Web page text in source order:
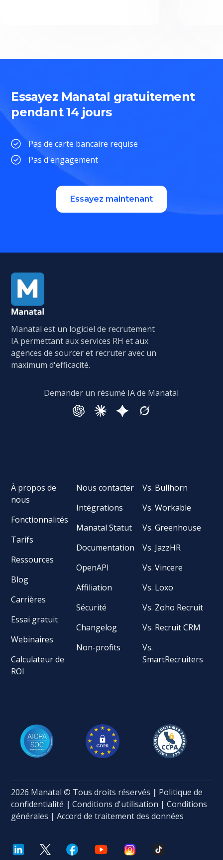
Essayez Manatal gratuitement
pendant 14 jours
Pas de carte bancaire requise
Pas d'engagement
Essayez maintenant
Manatal est un logiciel de recrutement
IA permettant aux services RH et aux
agences de sourcer et recruter avec un
maximum d'efficacité.
Demander un résumé IA de Manatal
À propos de
nous
Fonctionnalités
Tarifs
Ressources
Blog
Carrières
Essai gratuit
Webinaires
Calculateur de
ROI
Nous contacter
Intégrations
Manatal Statut
Documentation
OpenAPI
Affiliation
Sécurité
Changelog
Non-profits
Vs. Bullhorn
Vs. Workable
Vs. Greenhouse
Vs. JazzHR
Vs. Vincere
Vs. Loxo
Vs. Zoho Recruit
Vs. Recruit CRM
Vs.
SmartRecruiters
2026 Manatal © Tous droits réservés | Politique de
confidentialité |Conditions d'utilisation | Conditions
générales | Accord de traitement des données